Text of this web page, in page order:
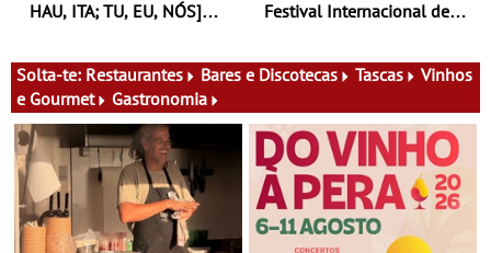
HAU, ITA; TU, EU, NÓS]
13 de Dezembro
Festival Internacional de
29 de Agosto
Solta-te: Restaurantes Bares e Discotecas Tascas
Vinhos
e Gourmet
Gastronomia